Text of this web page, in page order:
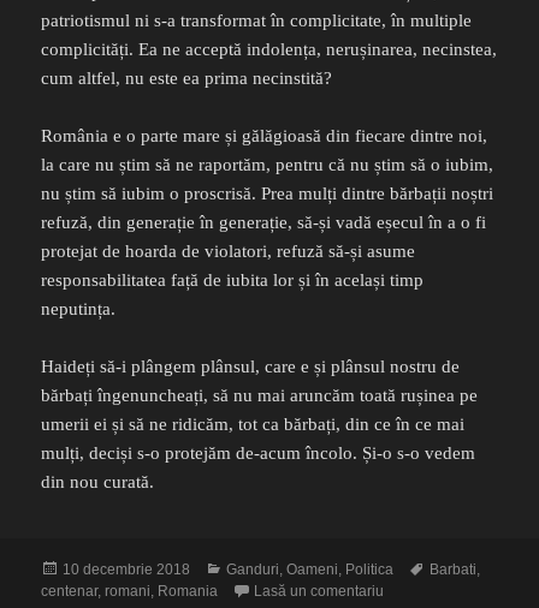
patriotismul ni s-a transformat în complicitate, în multiple
complicități. Ea ne acceptă indolența, nerușinarea, necinstea,
cum altfel, nu este ea prima necinstită?
România e o parte mare și gălăgioasă din fiecare dintre noi,
la care nu știm să ne raportăm, pentru că nu știm să o iubim,
nu știm să iubim o proscrisă. Prea mulți dintre bărbații noștri
refuză, din generație în generație, să-și vadă eșecul în a o fi
protejat de hoarda de violatori, refuză să-și asume
responsabilitatea față de iubita lor și în același timp
neputința.
Haideți să-i plângem plânsul, care e și plânsul nostru de
bărbați îngenuncheați, să nu mai aruncăm toată rușinea pe
umerii ei și să ne ridicăm, tot ca bărbați, din ce în ce mai
mulți, deciși s-o protejăm de-acum încolo. Și-o s-o vedem
din nou curată.
Publicat
pe
10 decembrie 2018 Categorii
Ganduri ,Oameni Politica Etichete
Barbati
centenar, romani Romania Lasă un comentariu